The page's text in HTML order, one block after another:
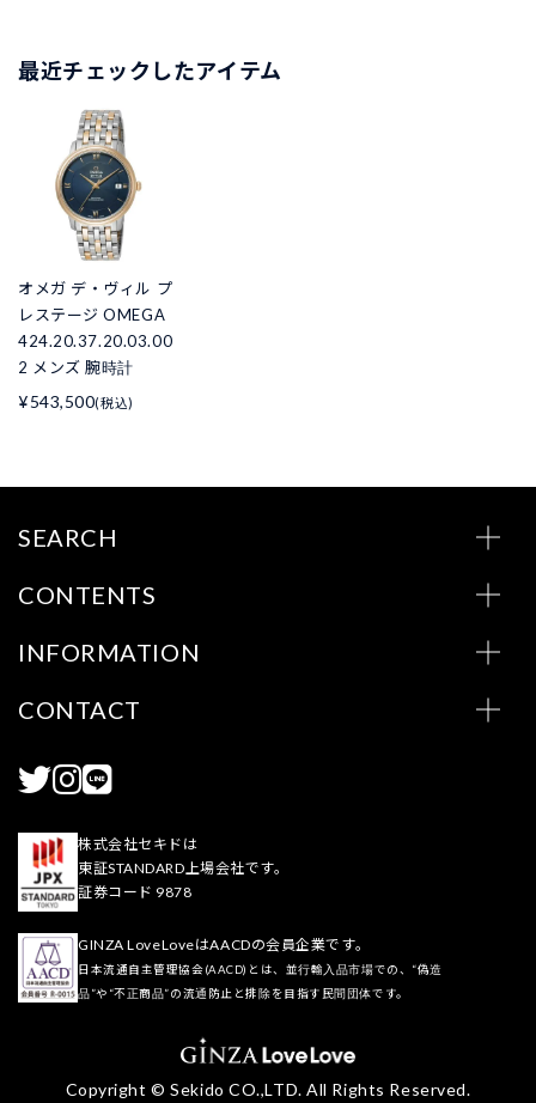
最近チェックしたアイテム
オメガ デ・ヴィル プ
レステージ OMEGA
424.20.37.20.03.00
2 メンズ 腕時計
¥543,500(税込)
SEARCH
CONTENTS
INFORMATION
CONTACT
株式会社セキドは
東証STANDARD上場会社です。
証券コード 9878
GINZA LoveLoveはAACDの会員企業です。
日本流通自主管理協会(AACD)とは、並行輸入品市場での、“偽造
品”や“不正商品”の流通防止と排除を目指す民間団体です。
Copyright © Sekido CO.,LTD. All Rights Reserved.